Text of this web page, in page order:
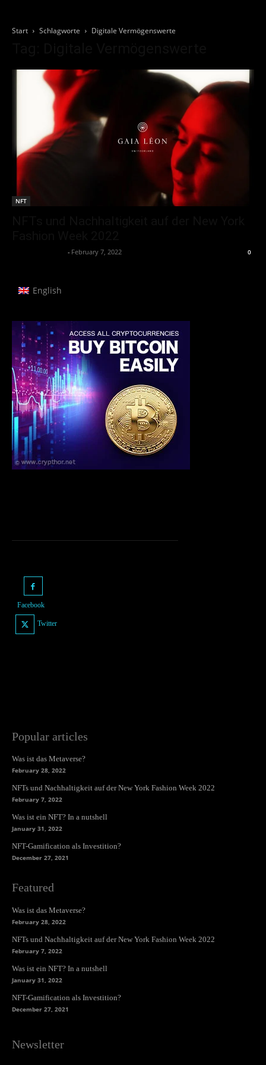
Start Schlagworte Digitale Vermögenswerte
NFT
- February 7, 2022 0
English
Facebook
Twitter
Popular articles
Was ist das Metaverse?
February 28, 2022
NFTs und Nachhaltigkeit auf der New York Fashion Week 2022
February 7, 2022
Was ist ein NFT? In a nutshell
January 31, 2022
NFT-Gamification als Investition?
December 27, 2021
Featured
Was ist das Metaverse?
February 28, 2022
NFTs und Nachhaltigkeit auf der New York Fashion Week 2022
February 7, 2022
Was ist ein NFT? In a nutshell
January 31, 2022
NFT-Gamification als Investition?
December 27, 2021
Newsletter